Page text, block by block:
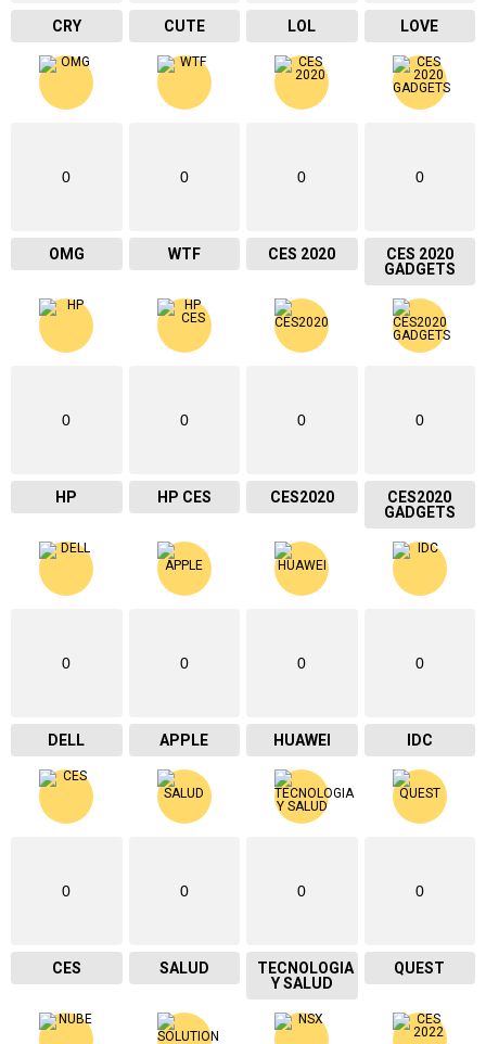
CRY CUTE LOL LOVE
0
OMG
0
WTF
0
CES 2020
0
CES 2020
GADGETS
0
HP
0
HP CES
0
CES2020
0
CES2020
GADGETS
0
DELL
0
APPLE
0
HUAWEI
0
IDC
0
CES
0
SALUD
0
TECNOLOGIA
Y SALUD
0
QUEST